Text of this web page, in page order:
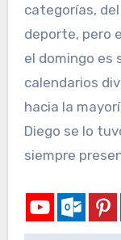
categorías,
deporte, pero
el domingo es
calendarios
hacia la
Diego se lo
siempre